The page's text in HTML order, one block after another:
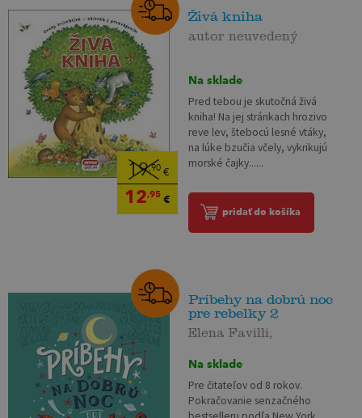
19,90€
12,95€
Živá kniha
autor neuvedený
Na sklade
Pred tebou je skutočná živá
kniha! Na jej stránkach hrozivo
reve lev, štebocú lesné vtáky,
na lúke bzučia včely, vykrikujú
morské čajky......
pridať do košíka
Príbehy na dobrú noc
pre rebelky 2
Elena Favilli,
Na sklade
Pre čitateľov od 8 rokov.
Pokračovanie senzačného